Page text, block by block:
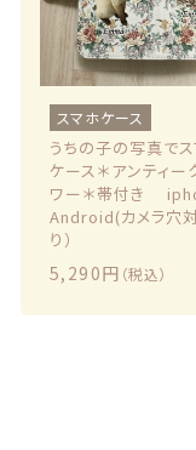
スマホケース
うちの子の写真で
ケース＊アンティー
ワー＊帯付き
Android(カメラ穴
り）
5,290円 （税込）